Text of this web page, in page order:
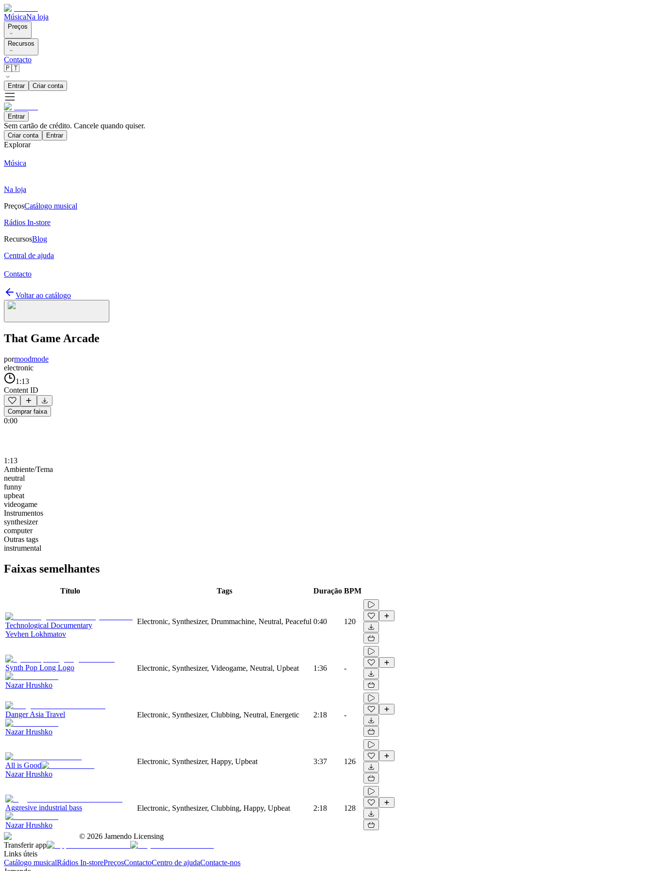
MúsicaNa loja
Preços
Recursos
Contacto
🇵🇹
Entrar Criar conta
Entrar
Sem cartão de crédito. Cancele quando quiser.
Criar conta Entrar
Explorar
Música
Na loja
PreçosCatálogo musical
Rádios In-store
RecursosBlog
Central de ajuda
Contacto
Voltar ao catálogo
That Game Arcade
pormoodmode
electronic
1:13
Content ID
Comprar faixa
0:00
1:13
Ambiente/Tema
neutral
funny
upbeat
videogame
Instrumentos
synthesizer
computer
Outras tags
instrumental
Faixas semelhantes
Título Tags Duração BPM
Technological Documentary
Yevhen Lokhmatov
Electronic, Synthesizer, Drummachine, Neutral, Peaceful 0:40 120
Synth Pop Long Logo
Nazar Hrushko
Electronic, Synthesizer, Videogame, Neutral, Upbeat 1:36 -
Danger Asia Travel
Nazar Hrushko
Electronic, Synthesizer, Clubbing, Neutral, Energetic 2:18 -
All is Good
Nazar Hrushko
Electronic, Synthesizer, Happy, Upbeat 3:37 126
Aggresive industrial bass
Nazar Hrushko
Electronic, Synthesizer, Clubbing, Happy, Upbeat 2:18 128
© 2026 Jamendo Licensing
Transferir app
Links úteis
Catálogo musicalRádios In-storePreçosContactoCentro de ajudaContacte-nos